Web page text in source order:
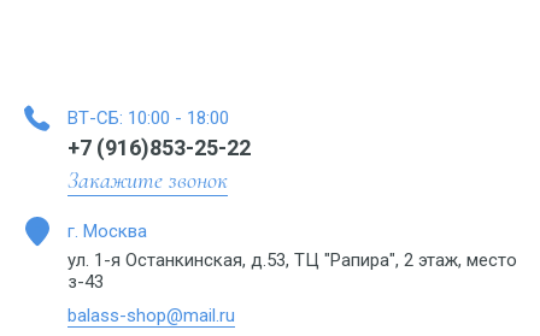
ВТ-СБ: 10:00 - 18:00
+7 (916)853-25-22
Закажите звонок
г. Москва
ул. 1-я Останкинская, д.53, ТЦ "Рапира", 2 этаж, место
з-43
balass-shop@mail.ru